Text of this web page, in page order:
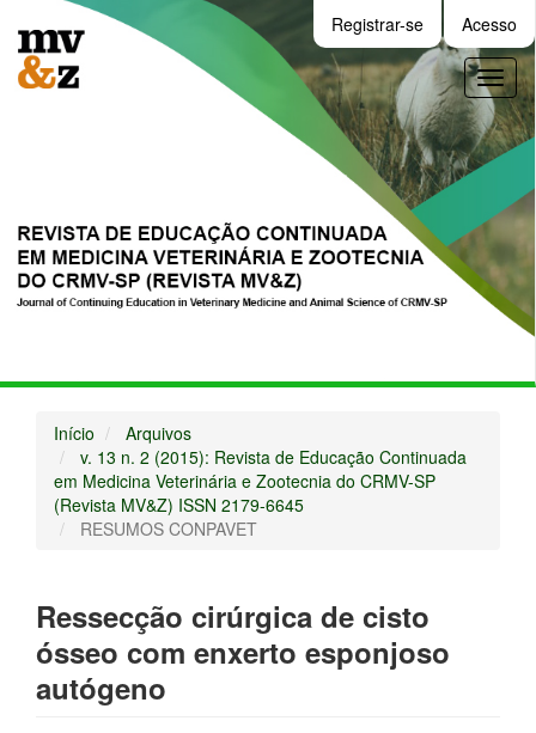
Navegação
Principal
Conteúdo
principal
Registrar-se Acesso
Início
Arquivos
v. 13 n. 2 (2015): Revista de Educação Continuada
em Medicina Veterinária e Zootecnia do CRMV-SP
(Revista MV&Z) ISSN 2179-6645
RESUMOS CONPAVET
Ressecção cirúrgica de cisto
ósseo com enxerto esponjoso
autógeno